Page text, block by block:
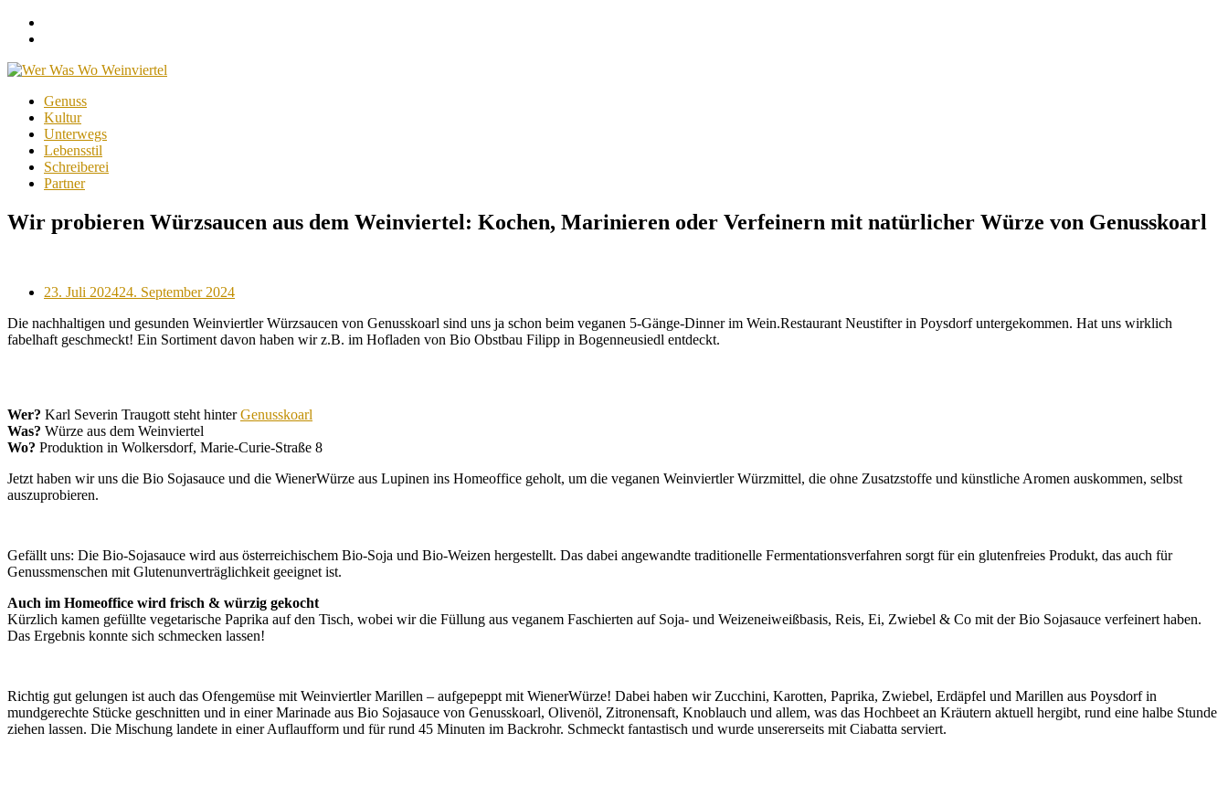
Skip
content
Genuss
Kultur
Unterwegs
Lebensstil
Schreiberei
Partner
Wir probieren Würzsaucen aus dem Weinviertel: Kochen, Marinieren oder Verfeinern mit natürlicher Würze von Genusskoarl
Posted
23. Juli 202424. September 2024
Die nachhaltigen und gesunden Weinviertler Würzsaucen von Genusskoarl sind uns ja schon beim veganen 5-Gänge-Dinner im Wein.Restaurant Neustifter in Poysdorf untergekommen. Hat uns wirklich
fabelhaft geschmeckt! Ein Sortiment davon haben wir z.B. im Hofladen von Bio Obstbau Filipp in Bogenneusiedl entdeckt.
Wer? Karl Severin Traugott steht hinterGenusskoarl
Was? Würze aus dem Weinviertel
Wo? Produktion in Wolkersdorf, Marie-Curie-Straße 8
Jetzt haben wir uns die Bio Sojasauce und die WienerWürze aus Lupinen ins Homeoffice geholt, um die veganen Weinviertler Würzmittel, die ohne Zusatzstoffe und künstliche Aromen auskommen, selbst
auszuprobieren.
Gefällt uns: Die Bio-Sojasauce wird aus österreichischem Bio-Soja und Bio-Weizen hergestellt. Das dabei angewandte traditionelle Fermentationsverfahren sorgt für ein glutenfreies Produkt, das auch für
Genussmenschen mit Glutenunverträglichkeit geeignet ist.
Auch im Homeoffice wird frisch & würzig gekocht
Kürzlich kamen gefüllte vegetarische Paprika auf den Tisch, wobei wir die Füllung aus veganem Faschierten auf Soja- und Weizeneiweißbasis, Reis, Ei, Zwiebel & Co mit der Bio Sojasauce verfeinert haben.
Das Ergebnis konnte sich schmecken lassen!
Richtig gut gelungen ist auch das Ofengemüse mit Weinviertler Marillen – aufgepeppt mit WienerWürze! Dabei haben wir Zucchini, Karotten, Paprika, Zwiebel, Erdäpfel und Marillen aus Poysdorf in
mundgerechte Stücke geschnitten und in einer Marinade aus Bio Sojasauce von Genusskoarl, Olivenöl, Zitronensaft, Knoblauch und allem, was das Hochbeet an Kräutern aktuell hergibt, rund eine halbe Stunde
ziehen lassen. Die Mischung landete in einer Auflaufform und für rund 45 Minuten im Backrohr. Schmeckt fantastisch und wurde unsererseits mit Ciabatta serviert.